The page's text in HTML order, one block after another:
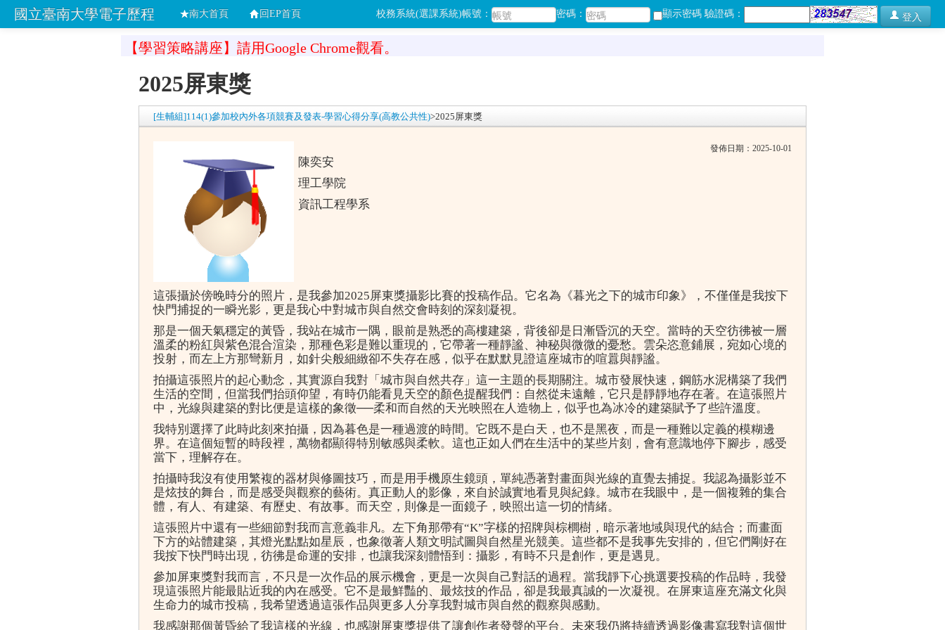
國立臺南大學電子歷程 校務系統(選課系統)帳號： 密碼： 顯示密碼 驗證碼： 登入
南大首頁 回EP首頁
【學習策略講座】請用Google Chrome觀看。
2025屏東獎
[生輔組]114(1)參加校內外各項競賽及發表-學習心得分享(高教公共性)>2025屏東獎
發佈日期：2025-10-01
陳奕安
理工學院
資訊工程學系
這張攝於傍晚時分的照片，是我參加2025屏東獎攝影比賽的投稿作品。它名為《暮光之下的城市印象》，不僅僅是我按下
快門捕捉的一瞬光影，更是我心中對城市與自然交會時刻的深刻凝視。
那是一個天氣穩定的黃昏，我站在城市一隅，眼前是熟悉的高樓建築，背後卻是日漸昏沉的天空。當時的天空彷彿被一層
溫柔的粉紅與紫色混合渲染，那種色彩是難以重現的，它帶著一種靜謐、神秘與微微的憂愁。雲朵恣意鋪展，宛如心境的
投射，而左上方那彎新月，如針尖般細緻卻不失存在感，似乎在默默見證這座城市的喧囂與靜謐。
拍攝這張照片的起心動念，其實源自我對「城市與自然共存」這一主題的長期關注。城市發展快速，鋼筋水泥構築了我們
生活的空間，但當我們抬頭仰望，有時仍能看見天空的顏色提醒我們：自然從未遠離，它只是靜靜地存在著。在這張照片
中，光線與建築的對比便是這樣的象徵──柔和而自然的天光映照在人造物上，似乎也為冰冷的建築賦予了些許溫度。
我特別選擇了此時此刻來拍攝，因為暮色是一種過渡的時間。它既不是白天，也不是黑夜，而是一種難以定義的模糊邊
界。在這個短暫的時段裡，萬物都顯得特別敏感與柔軟。這也正如人們在生活中的某些片刻，會有意識地停下腳步，感受
當下，理解存在。
拍攝時我沒有使用繁複的器材與修圖技巧，而是用手機原生鏡頭，單純憑著對畫面與光線的直覺去捕捉。我認為攝影並不
是炫技的舞台，而是感受與觀察的藝術。真正動人的影像，來自於誠實地看見與紀錄。城市在我眼中，是一個複雜的集合
體，有人、有建築、有歷史、有故事。而天空，則像是一面鏡子，映照出這一切的情緒。
這張照片中還有一些細節對我而言意義非凡。左下角那帶有“K”字樣的招牌與棕櫚樹，暗示著地域與現代的結合；而畫面
下方的站體建築，其燈光點點如星辰，也象徵著人類文明試圖與自然星光競美。這些都不是我事先安排的，但它們剛好在
我按下快門時出現，彷彿是命運的安排，也讓我深刻體悟到：攝影，有時不只是創作，更是遇見。
參加屏東獎對我而言，不只是一次作品的展示機會，更是一次與自己對話的過程。當我靜下心挑選要投稿的作品時，我發
現這張照片能最貼近我的內在感受。它不是最鮮豔的、最炫技的作品，卻是我最真誠的一次凝視。在屏東這座充滿文化與
生命力的城市投稿，我希望透過這張作品與更多人分享我對城市與自然的觀察與感動。
我感謝那個黃昏給了我這樣的光線，也感謝屏東獎提供了讓創作者發聲的平台。未來我仍將持續透過影像書寫我對這個世